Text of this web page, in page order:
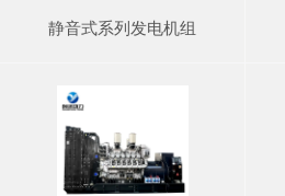
静音式系列发电机组